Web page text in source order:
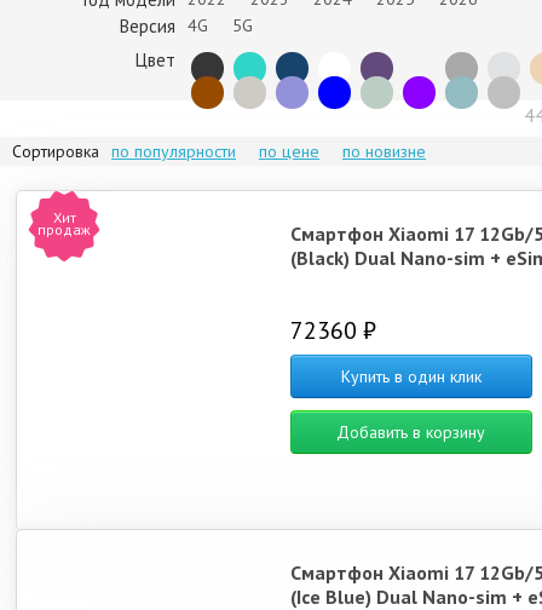
Xiaomi 15T Pro Xiaomi Mix Flip Poco F8 Pro
Note 14
Note 14S Xiaomi 14T Pro Note 15 Pro 5G
Версия 4G 5G
Цвет
Сортировка по популярности по цене по новизне
Хит
продаж
Смартфон Xiaomi 17 12Gb/
(Black) Dual Nano-sim +
72360 ₽
Купить в один клик
Добавить в корзину
Смартфон Xiaomi 17 12Gb/
(Ice Blue) Dual Nano-sim +